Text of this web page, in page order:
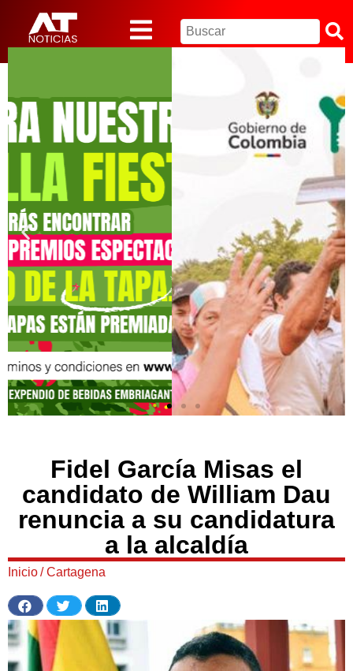
Fidel García Misas el
candidato de William Dau
renuncia a su candidatura
a la alcaldía
Inicio/ Cartagena